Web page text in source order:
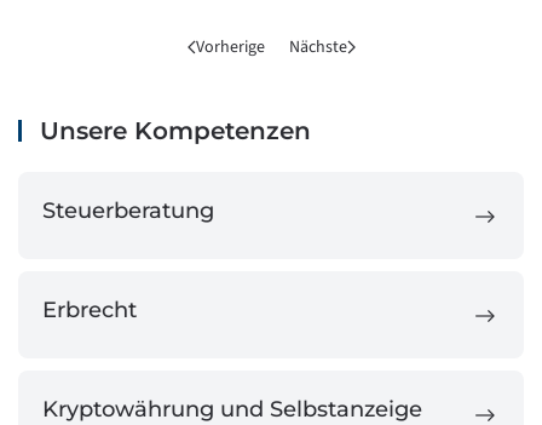
Vorherige Nächste
Unsere Kompetenzen
Steuerberatung
Erbrecht
Kryptowährung und Selbstanzeige